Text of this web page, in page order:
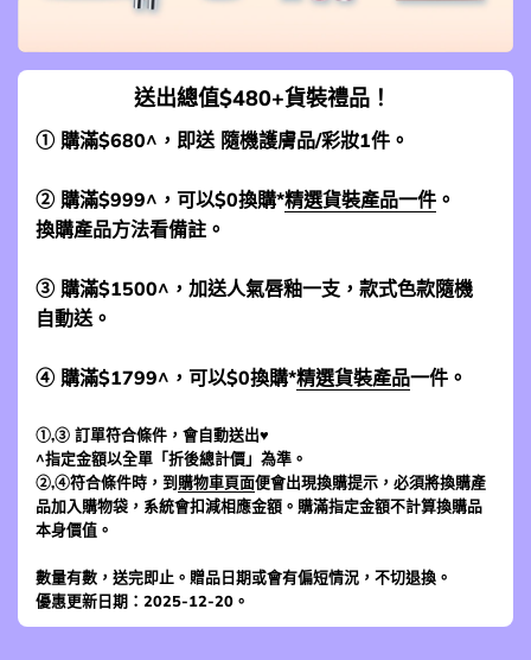
送出總值$480+貨裝禮品！
① 購滿$680^，即送 隨機護膚品/彩妝1件。
② 購滿$999^，可以$0換購*精選貨裝產品一件 。
換購產品方法看備註。
③ 購滿$1500^，加送人氣唇釉一支，款式色款隨機
自動送。
④ 購滿$1799^，可以$0換購*精選貨裝產品一件。
①,③ 訂單符合條件，會自動送出♥
^指定金額以全單「折後總計價」為準。
②,④符合條件時，到 購物車頁面便會出現換購提示，必須將換購產
品加入購物袋，系統會扣減相應金額。購滿指定金額不計算換購品
本身價值。
數量有數，送完即止。贈品日期或會有偏短情況，不切退換。
優惠更新日期：2025-12-20。